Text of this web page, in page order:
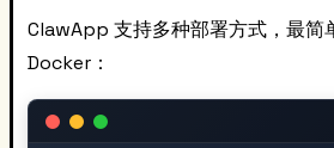
ClawApp 支持多种部署方式，最简
Docker：